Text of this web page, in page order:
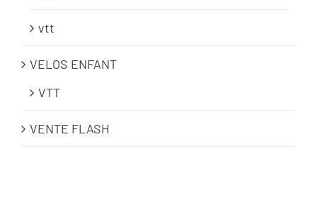
vtt
VELOS ENFANT
VTT
VENTE FLASH